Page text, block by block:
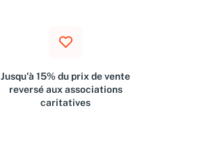
Jusqu'à 15% du prix de vente
reversé aux associations
caritatives